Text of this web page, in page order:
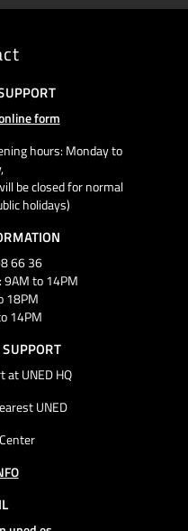
form
hours: Monday to
be closed for normal
holidays)
66 36
9AM to 14PM
18PM
14PM
at UNED HQ
UNED